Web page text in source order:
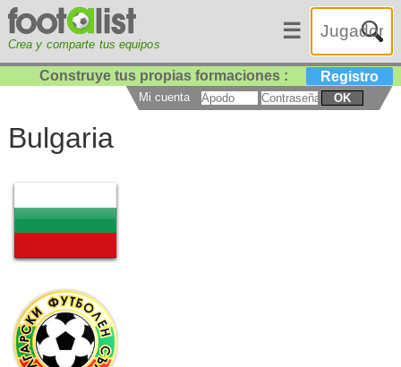
Crea y comparte tus equipos
☰
Construye tus propias formaciones : Registro
Mi cuenta OK
Bulgaria